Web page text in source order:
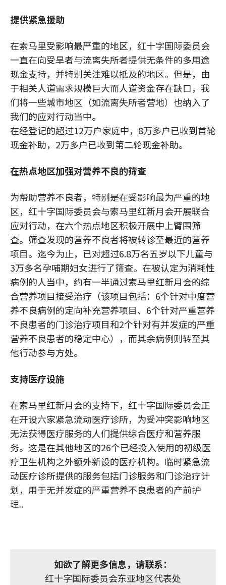
提供紧急援助
在索马里受影响最严重的地区，红十字国际委员会
一直在向受旱者与流离失所者提供无条件的多用途
现金支持，并特别关注难以抵及的地区。但是，由
于相关人道需求规模巨大而人道资金存在缺口，我
们将一些城市地区（如流离失所者营地）也纳入了
我们的应对行动当中。
在经登记的超过12万户家庭中，8万多户已收到首轮
现金补助，2万多户已收到第二轮现金补助。
在热点地区加强对营养不良的筛查
为帮助营养不良者，特别是在受影响最为严重的地
区，红十字国际委员会与索马里红新月会开展联合
应对行动，在六个热点地区积极开展中上臂围筛
查。筛查发现的营养不良者将被转诊至最近的营养
项目。迄今为止，已对超过6.8万名五岁以下儿童与
3万多名孕哺期妇女进行了筛查。在被认定为消耗性
病例的人当中，约有一半通过索马里红新月会的综
合营养项目接受治疗（该项目包括：6个针对中度营
养不良病例的定向补充营养项目、6个针对严重营养
不良患者的门诊治疗项目和2个针对有并发症的严重
营养不良患者的稳定中心），而其余病例则转至其
他行动参与方处。
支持医疗设施
在索马里红新月会的支持下，红十字国际委员会正
在开设六家紧急流动医疗诊所，为受冲突影响地区
无法获得医疗服务的人们提供综合医疗和营养服
务。这是在其他地区的26个已经投入使用的初级医
疗卫生机构之外额外新设的医疗机构。临时紧急流
动医疗诊所提供的服务包括门诊服务和门诊治疗计
划，用于无并发症的严重营养不良患者的产前护
理。
如欲了解更多信息，请联系：
红十字国际委员会东亚地区代表处